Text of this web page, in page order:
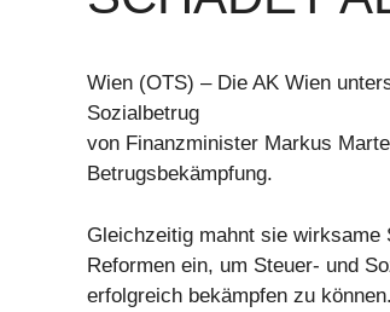
Wien (OTS) – Die AK Wien
Sozialbetrug
von Finanzminister Markus
Betrugsbekämpfung.
Gleichzeitig mahnt sie
Reformen ein, um Steuer- und
erfolgreich bekämpfen zu